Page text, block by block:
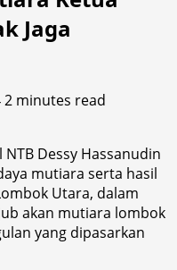
Jaga
2 minutes read
Dessy Hassanudin
mutiara serta hasil
Utara, dalam
akan mutiara lombok
yang dipasarkan